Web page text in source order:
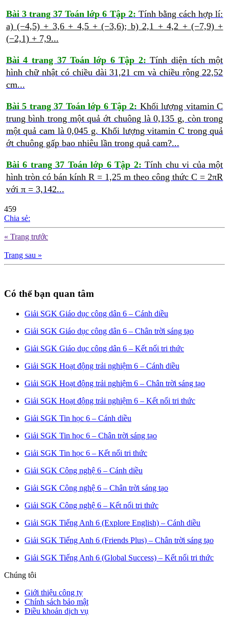
Bài 3 trang 37 Toán lớp 6 Tập 2: Tính bằng cách hợp lí:
a) (−4,5) + 3,6 + 4,5 + (−3,6); b) 2,1 + 4,2 + (−7,9) +
(−2,1) + 7,9...
Bài 4 trang 37 Toán lớp 6 Tập 2: Tính diện tích một
hình chữ nhật có chiều dài 31,21 cm và chiều rộng 22,52
cm...
Bài 5 trang 37 Toán lớp 6 Tập 2: Khối lượng vitamin C
trung bình trong một quả ớt chuông là 0,135 g, còn trong
một quả cam là 0,045 g. Khối lượng vitamin C trong quả
ớt chuông gấp bao nhiêu lần trong quả cam?...
Bài 6 trang 37 Toán lớp 6 Tập 2:Tính chu vi của một
hình tròn có bán kính R = 1,25 m theo công thức C = 2πR
với π = 3,142...
459
Chia sẻ:
« Trang trước
Trang sau »
Có thể bạn quan tâm
Giải SGK Giáo dục công dân 6 – Cánh diều
Giải SGK Giáo dục công dân 6 – Chân trời sáng tạo
Giải SGK Giáo dục công dân 6 – Kết nối tri thức
Giải SGK Hoạt động trải nghiệm 6 – Cánh diều
Giải SGK Hoạt động trải nghiệm 6 – Chân trời sáng tạo
Giải SGK Hoạt động trải nghiệm 6 – Kết nối tri thức
Giải SGK Tin học 6 – Cánh diều
Giải SGK Tin học 6 – Chân trời sáng tạo
Giải SGK Tin học 6 – Kết nối tri thức
Giải SGK Công nghệ 6 – Cánh diều
Giải SGK Công nghệ 6 – Chân trời sáng tạo
Giải SGK Công nghệ 6 – Kết nối tri thức
Giải SGK Tiếng Anh 6 (Explore English) – Cánh diều
Giải SGK Tiếng Anh 6 (Friends Plus) – Chân trời sáng tạo
Giải SGK Tiếng Anh 6 (Global Success) – Kết nối tri thức
Chúng tôi
Giới thiệu công ty
Chính sách bảo mật
Điều khoản dịch vụ